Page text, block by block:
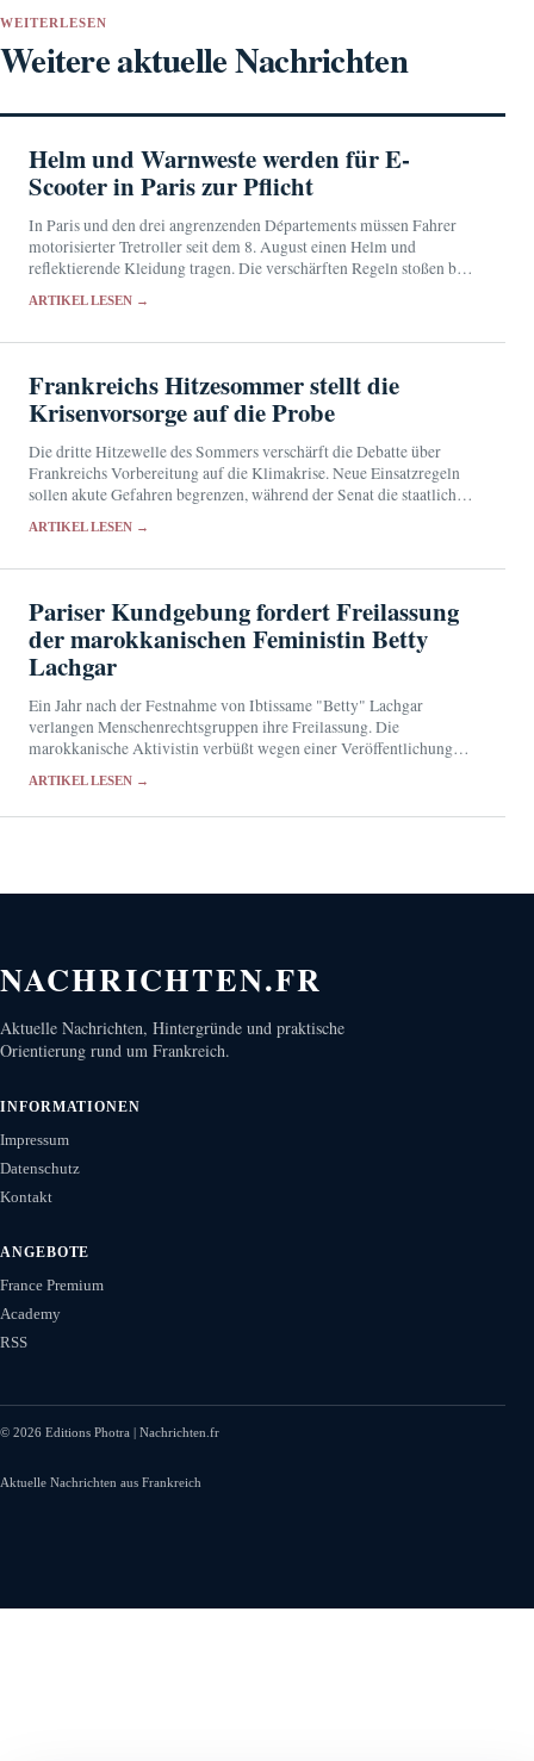
WEITERLESEN
Weitere aktuelle Nachrichten
Helm und Warnweste werden für E-
Scooter in Paris zur Pflicht
In Paris und den drei angrenzenden Départements müssen Fahrer
motorisierter Tretroller seit dem 8. August einen Helm und
reflektierende Kleidung tragen. Die verschärften Regeln stoßen bei
ARTIKEL LESEN →
Frankreichs Hitzesommer stellt die
Krisenvorsorge auf die Probe
Die dritte Hitzewelle des Sommers verschärft die Debatte über
Frankreichs Vorbereitung auf die Klimakrise. Neue Einsatzregeln
sollen akute Gefahren begrenzen, während der Senat die staatliche
ARTIKEL LESEN →
Pariser Kundgebung fordert Freilassung
der marokkanischen Feministin Betty
Lachgar
Ein Jahr nach der Festnahme von Ibtissame "Betty" Lachgar
verlangen Menschenrechtsgruppen ihre Freilassung. Die
marokkanische Aktivistin verbüßt wegen einer Veröffentlichung
ARTIKEL LESEN →
NACHRICHTEN.FR
Aktuelle Nachrichten, Hintergründe und praktische
Orientierung rund um Frankreich.
INFORMATIONEN
Impressum
Datenschutz
Kontakt
ANGEBOTE
France Premium
Academy
RSS
© 2026 Editions Photra | Nachrichten.fr
Aktuelle Nachrichten aus Frankreich